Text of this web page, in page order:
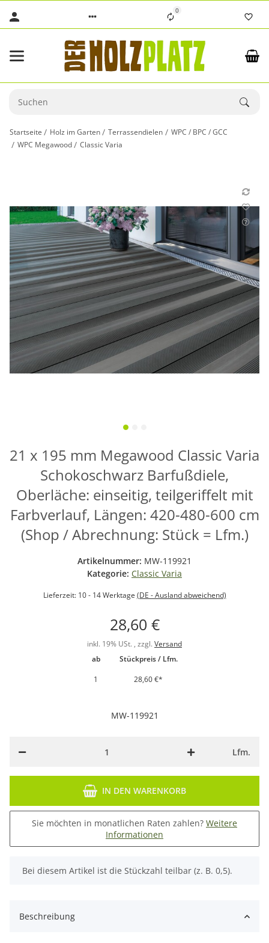
0
Startseite Holz im Garten Terrassendielen
WPC / BPC / GCC
WPC Megawood
Classic Varia
21 x 195 mm Megawood Classic Varia
Schokoschwarz Barfußdiele,
Oberläche: einseitig, teilgeriffelt mit
Farbverlauf, Längen: 420-480-600 cm
(Shop / Abrechnung: Stück = Lfm.)
Artikelnummer: MW-119921
Kategorie: Classic Varia
Lieferzeit: 10 - 14 Werktage (DE - Ausland abweichend)
28,60 €
inkl. 19% USt. , zzgl. Versand
ab
Stückpreis / Lfm.
1
28,60 €*
MW-119921
Lfm.
IN DEN WARENKORB
Sie möchten in monatlichen Raten zahlen? Weitere
Informationen
x
Bei diesem Artikel ist die Stückzahl teilbar (z. B. 0,5).
Beschreibung